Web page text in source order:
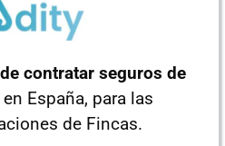
contratar seguros de
en España, para las
de Fincas.